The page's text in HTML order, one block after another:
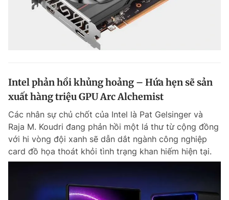
Intel phản hồi khủng hoảng – Hứa hẹn sẽ sản
xuất hàng triệu GPU Arc Alchemist
Các nhân sự chủ chốt của Intel là Pat Gelsinger và
Raja M. Koudri đang phản hồi một lá thư từ cộng đồng
với hi vòng đội xanh sẽ dẫn dắt ngành công nghiệp
card đồ họa thoát khỏi tình trạng khan hiếm hiện tại.